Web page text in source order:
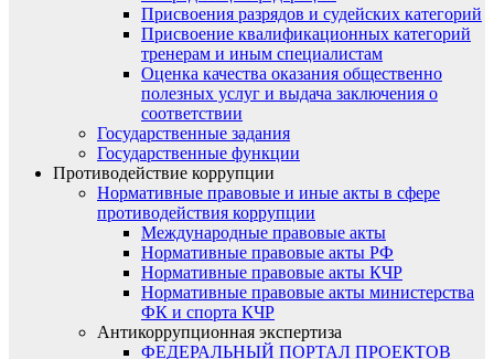
Присвоения разрядов и судейских категорий
Присвоение квалификационных категорий
тренерам и иным специалистам
Оценка качества оказания общественно
полезных услуг и выдача заключения о
соответствии
Государственные задания
Государственные функции
Противодействие коррупции
Нормативные правовые и иные акты в сфере
противодействия коррупции
Международные правовые акты
Нормативные правовые акты РФ
Нормативные правовые акты КЧР
Нормативные правовые акты министерства
ФК и спорта КЧР
Антикоррупционная экспертиза
ФЕДЕРАЛЬНЫЙ ПОРТАЛ ПРОЕКТОВ